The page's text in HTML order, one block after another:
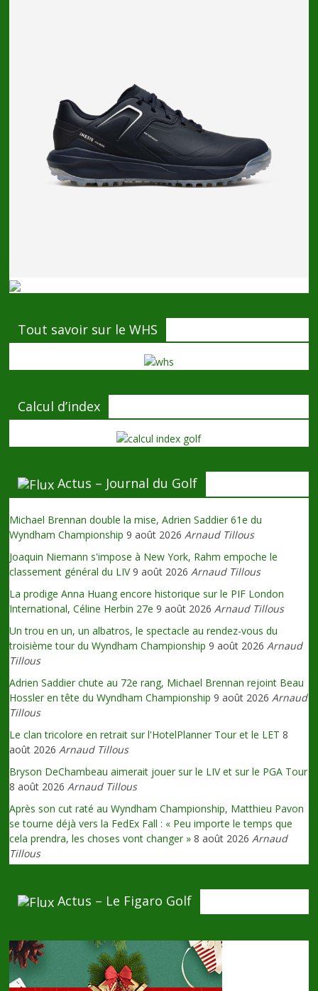
Tout savoir sur le WHS
Calcul d’index
Actus – Journal du Golf
Michael Brennan double la mise, Adrien Saddier 61e du
Wyndham Championship 9 août 2026 Arnaud Tillous
Joaquin Niemann s'impose à New York, Rahm empoche le
classement général du LIV 9 août 2026 Arnaud Tillous
La prodige Anna Huang encore historique sur le PIF London
International, Céline Herbin 27e 9 août 2026 Arnaud Tillous
Un trou en un, un albatros, le spectacle au rendez-vous du
troisième tour du Wyndham Championship 9 août 2026 Arnaud
Tillous
Adrien Saddier chute au 72e rang, Michael Brennan rejoint Beau
Hossler en tête du Wyndham Championship 9 août 2026 Arnaud
Tillous
Le clan tricolore en retrait sur l'HotelPlanner Tour et le LET 8
août 2026 Arnaud Tillous
Bryson DeChambeau aimerait jouer sur le LIV et sur le PGA Tour
8 août 2026 Arnaud Tillous
Après son cut raté au Wyndham Championship, Matthieu Pavon
se tourne déjà vers la FedEx Fall : « Peu importe le temps que
cela prendra, les choses vont changer » 8 août 2026 Arnaud
Tillous
Actus – Le Figaro Golf